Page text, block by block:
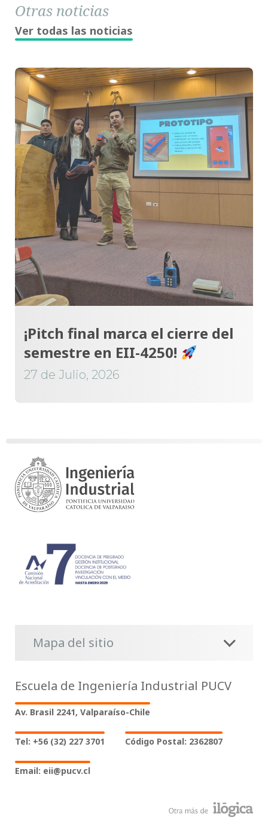
Otras noticias
Ver todas las noticias
¡Pitch final marca el cierre del
semestre en EII-4250!
27 de Julio, 2026
Mapa del sitio
Escuela de Ingeniería Industrial PUCV
Av. Brasil 2241, Valparaíso-Chile
Tel: +56 (32) 227 3701 Código Postal: 2362807
Email: eii@pucv.cl